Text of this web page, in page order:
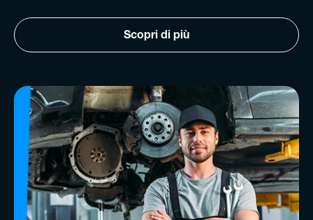
Scopri di più